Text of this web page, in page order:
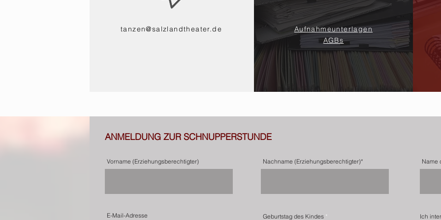
tanzen@salzlandtheater.de
Aufnahmeunterlagen
AGBs
ANMELDUNG ZUR SCHNUPPERSTUNDE
Vorname (Erziehungsberechtigter)
E-Mail-Adresse
Nachname (Erziehungsberechtigter)*
Geburtstag des Kindes *
Name
Ich